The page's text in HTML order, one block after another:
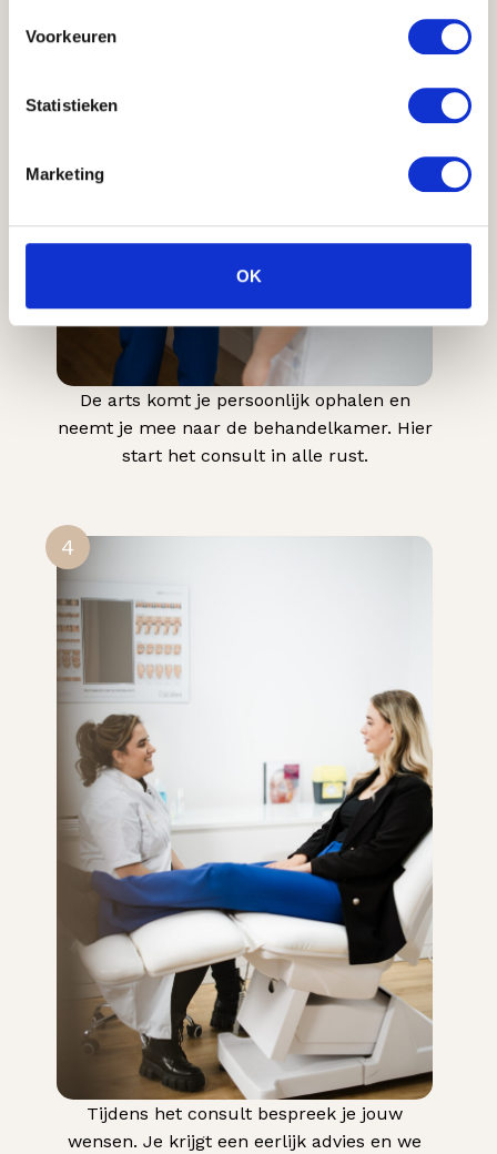
Voorkeuren
Statistieken
Marketing
OK
De arts komt je persoonlijk ophalen en
neemt je mee naar de behandelkamer. Hier
start het consult in alle rust.
4
Tijdens het consult bespreek je jouw
wensen. Je krijgt een eerlijk advies en we